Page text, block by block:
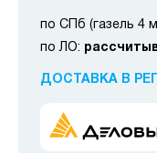
по СПб (газель 4
по ЛО:
ДОСТАВКА В